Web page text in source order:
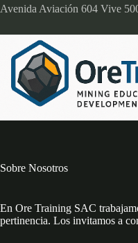
Skip
Avenida Aviación 604 Vive
Sobre Nosotros
En Ore Training SAC
pertinencia. Los invitamos a